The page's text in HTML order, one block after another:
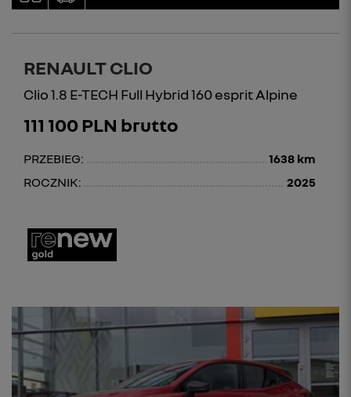
RENAULT CLIO
Clio 1.8 E-TECH Full Hybrid 160 esprit Alpine
111 100 PLN brutto
PRZEBIEG:
1638 km
ROCZNIK:
2025